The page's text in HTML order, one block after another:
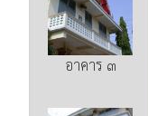
อาคาร ๓